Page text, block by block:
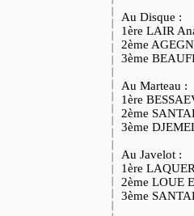
Au Disque :
1ère LAIR
2ème
3ème
Au Marteau :
1ère
2ème
3ème
Au Javelot :
1ère
2ème LOUE
3ème